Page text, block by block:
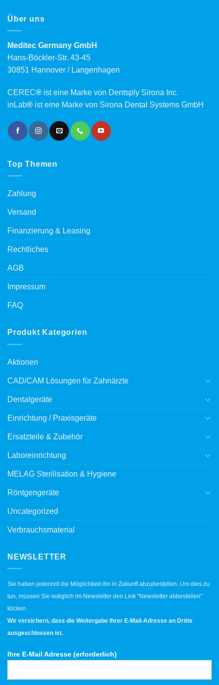
Über uns
Meditec Germany GmbH
Hans-Böckler-Str. 43-45
30851 Hannover / Langenhagen
CEREC® ist eine Marke von Dentsply Sirona Inc.
inLab® ist eine Marke von Sirona Dental Systems GmbH
Top Themen
Zahlung
Versand
Finanzierung & Leasing
Rechtliches
AGB
Impressum
FAQ
Produkt Kategorien
Aktionen
CAD/CAM Lösungen für Zahnärzte
Dentalgeräte
Einrichtung / Praxisgeräte
Ersatzteile & Zubehör
Laboreinrichtung
MELAG Sterilisation & Hygiene
Röntgengeräte
Uncategorized
Verbrauchsmaterial
NEWSLETTER
Sie haben jederzeit die Möglichkeit ihn in Zukunft abzubestellen. Um dies zu
tun, müssen Sie lediglich im Newsletter den Link "Newsletter abbestellen"
klicken.
Wir versichern, dass die Weitergabe Ihrer E-Mail-Adresse an Dritte
ausgeschlossen ist.
Ihre E-Mail Adresse (erforderlich)